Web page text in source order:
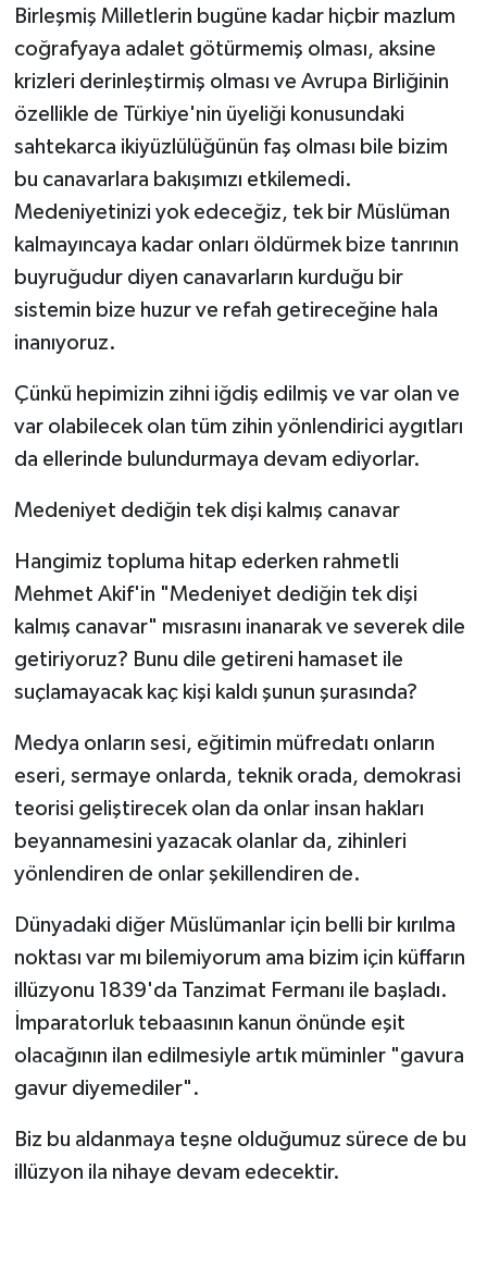
Birleşmiş Milletlerin bugüne kadar hiçbir mazlum
coğrafyaya adalet götürmemiş olması, aksine
krizleri derinleştirmiş olması ve Avrupa Birliğinin
özellikle de Türkiye'nin üyeliği konusundaki
sahtekarca ikiyüzlülüğünün faş olması bile bizim
bu canavarlara bakışımızı etkilemedi.
Medeniyetinizi yok edeceğiz, tek bir Müslüman
kalmayıncaya kadar onları öldürmek bize tanrının
buyruğudur diyen canavarların kurduğu bir
sistemin bize huzur ve refah getireceğine hala
inanıyoruz.
Çünkü hepimizin zihni iğdiş edilmiş ve var olan ve
var olabilecek olan tüm zihin yönlendirici aygıtları
da ellerinde bulundurmaya devam ediyorlar.
Medeniyet dediğin tek dişi kalmış canavar
Hangimiz topluma hitap ederken rahmetli
Mehmet Akif'in "Medeniyet dediğin tek dişi
kalmış canavar" mısrasını inanarak ve severek dile
getiriyoruz? Bunu dile getireni hamaset ile
suçlamayacak kaç kişi kaldı şunun şurasında?
Medya onların sesi, eğitimin müfredatı onların
eseri, sermaye onlarda, teknik orada, demokrasi
teorisi geliştirecek olan da onlar insan hakları
beyannamesini yazacak olanlar da, zihinleri
yönlendiren de onlar şekillendiren de.
Dünyadaki diğer Müslümanlar için belli bir kırılma
noktası var mı bilemiyorum ama bizim için küffarın
illüzyonu 1839'da Tanzimat Fermanı ile başladı.
İmparatorluk tebaasının kanun önünde eşit
olacağının ilan edilmesiyle artık müminler "gavura
gavur diyemediler".
Biz bu aldanmaya teşne olduğumuz sürece de bu
illüzyon ila nihaye devam edecektir.